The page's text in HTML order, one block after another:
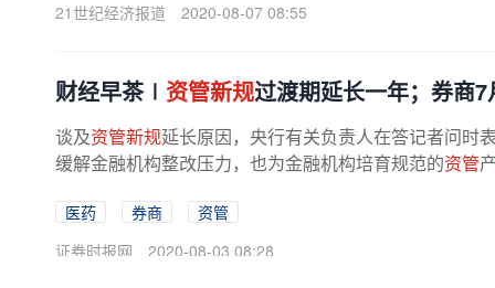
21世纪经济报道
2020-08-07 08:55
财经早茶∣ 资管新规过渡期延长一年；券商
谈及资管新规延长原因，央行有关负责人在答记者问时
缓解金融机构整改压力，也为金融机构培育规范的资管
医药 券商
资管
证券时报网
2020-08-03 08:28